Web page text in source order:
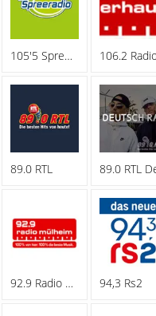
105'5 Spreeradio
89.0 RTL
92.9 Radio Muelheim 94,3 Rs2